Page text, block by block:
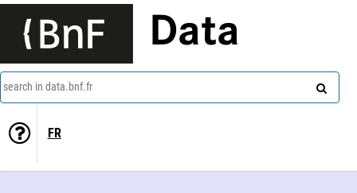
Data
search in data.bnf.fr
FR